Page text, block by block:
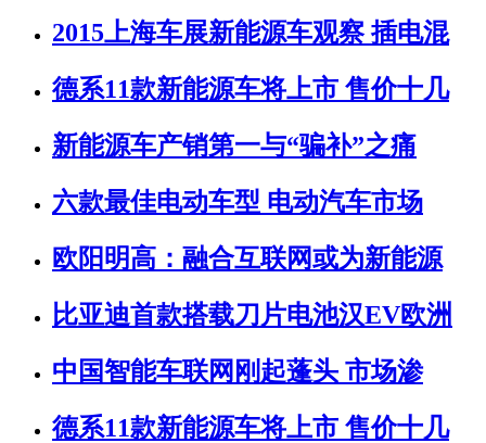
2015上海车展新能源车观察 插电混
德系11款新能源车将上市 售价十几
新能源车产销第一与“骗补”之痛
六款最佳电动车型 电动汽车市场
欧阳明高：融合互联网或为新能源
比亚迪首款搭载刀片电池汉EV欧洲
中国智能车联网刚起蓬头 市场渗
德系11款新能源车将上市 售价十几